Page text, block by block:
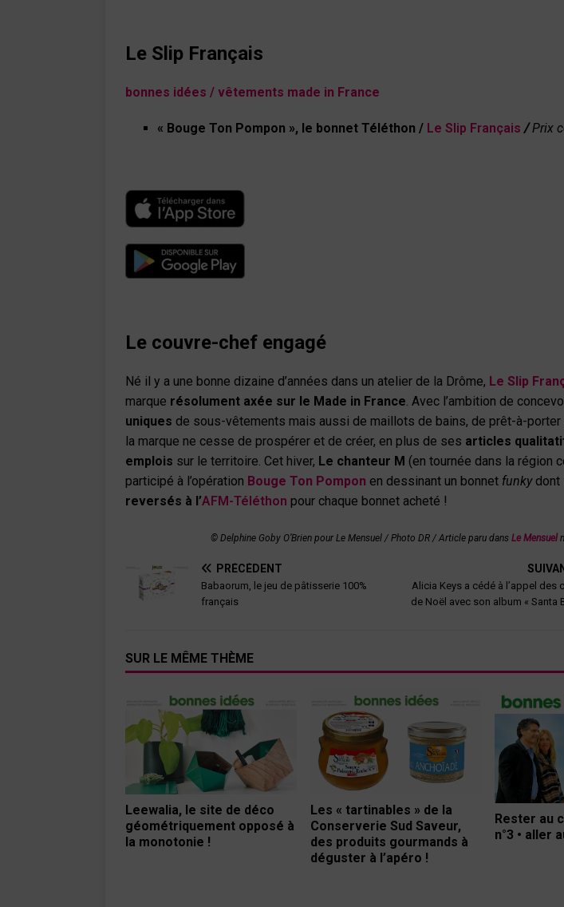
Le Slip Français
bonnes idées / vêtements made in France
« Bouge Ton Pompon », le bonnet Téléthon / Le Slip Français /Prix
Le couvre-chef engagé
Né il y a une bonne dizaine d’années dans un atelier de la Drôme, Le Slip
marque résolument axée sur le Made in France. Avec l’ambition de
uniques de sous-vêtements mais aussi de maillots de bains, de prêt-à-porter
la marque ne cesse de prospérer et de créer, en plus de ses articles
emplois sur le territoire. Cet hiver, Le chanteur M (en tournée dans la région
participé à l’opération Bouge Ton Pompon en dessinant un bonnet funkydont
reversés à l’AFM-Téléthon pour chaque bonnet acheté !
© Delphine Goby O’Brien pour Le Mensuel/Photo DR / Article paru dansLe Mensuel
PRÉCÉDENT
Babaorum, le jeu de pâtisserie 100%
français
Alicia Keys a cédé à l’appel des
de Noël avec son album « Santa
SUR LE MÊME THÈME
Leewalia, le site de déco
géométriquement opposé à
la monotonie !
Les « tartinables » de la
Conserverie Sud Saveur,
des produits gourmands à
déguster à l’apéro !
Rester au
n°3 • aller